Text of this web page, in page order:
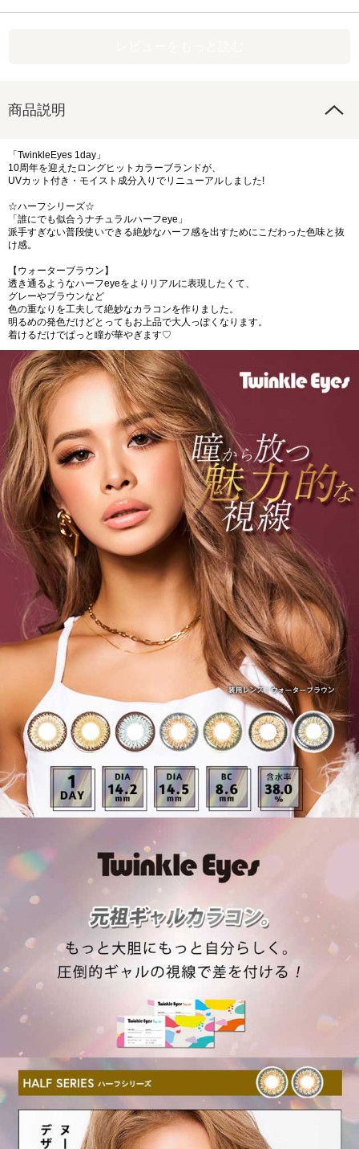
商品説明
「TwinkleEyes 1day」
10周年を迎えたロングヒットカラーブランドが、
UVカット付き・モイスト成分入りでリニューアルしました!
☆ハーフシリーズ☆
「誰にでも似合うナチュラルハーフeye」
派手すぎない普段使いできる絶妙なハーフ感を出すためにこだわった色味と抜
け感。
【ウォーターブラウン】
透き通るようなハーフeyeをよりリアルに表現したくて、
グレーやブラウンなど
色の重なりを工夫して絶妙なカラコンを作りました。
明るめの発色だけどとってもお上品で大人っぽくなります。
着けるだけでぱっと瞳が華やぎます♡